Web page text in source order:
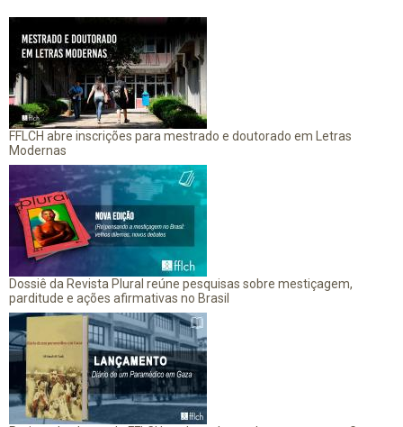
FFLCH abre inscrições para mestrado e doutorado em Letras
Modernas
Dossiê da Revista Plural reúne pesquisas sobre mestiçagem,
parditude e ações afirmativas no Brasil